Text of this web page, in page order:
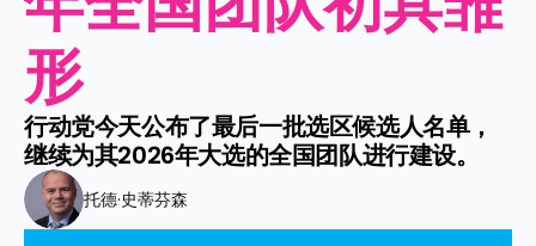
形
行动党今天公布了最后一批选区候选人名单，
继续为其2026年大选的全国团队进行建设。
托德·史蒂芬森